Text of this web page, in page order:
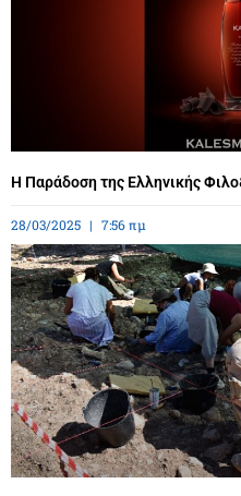
Η Παράδοση της Ελληνικής
28/03/2025 7:56 πμ